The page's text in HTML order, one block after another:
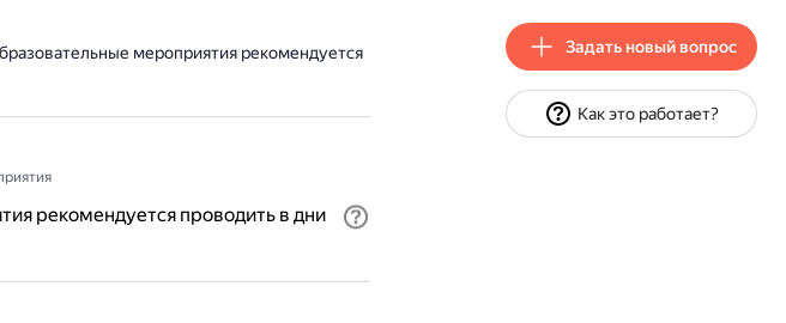
мероприятия рекомендуется
рекомендуется проводить в дни
Задать новый вопрос
Как это работает?